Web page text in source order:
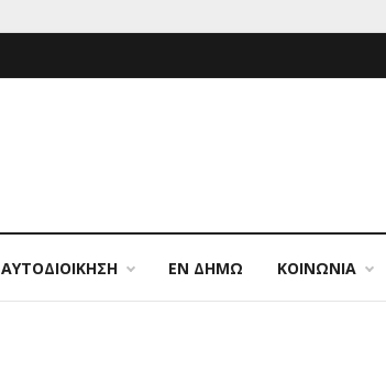
ΑΥΤΟΔΙΟΙΚΗΣΗ ΕΝ ΔΗΜΩ ΚΟΙΝΩΝΙΑ